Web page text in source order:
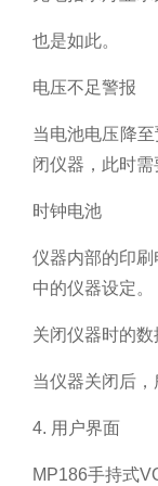
也是如此。
电压不足警报
当电池电压降
闭仪器，此时
时钟电池
仪器内部的印
中的仪器设定。
关闭仪器时的数
当仪器关闭后
4. 用户界面
MP186手持式